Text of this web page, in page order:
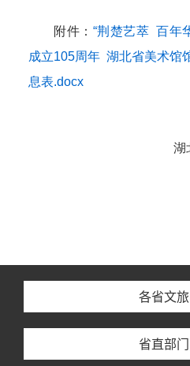
附件： “荆楚艺萃 百
成立105周年 湖北省美术馆
息表.docx
湖
各省文
省直部